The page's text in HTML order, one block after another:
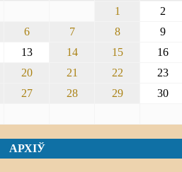
1
2
6 7 8
9
13 14 15
16
20 21 22
23
27 28 29
30
АРХІЎ